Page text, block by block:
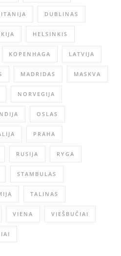
DUBLINAS
HELSINKIS
KOPENHAGA LATVIJA
MADRIDAS MASKVA
NORVEGIJA
OSLAS
PRAHA
RUSIJA RYGA
STAMBULAS
TALINAS
VIENA VIEŠBUČIAI